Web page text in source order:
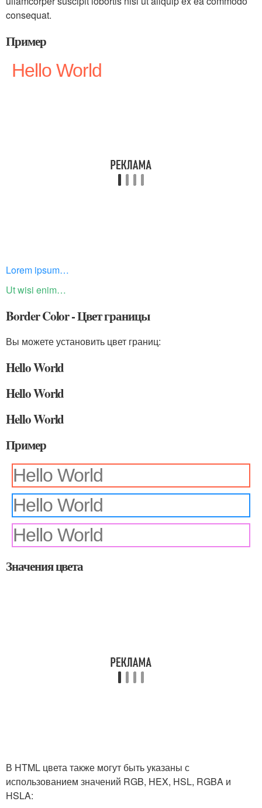
consequat.
Пример
Hello World
Lorem ipsum…
Ut wisi enim…
Border Color - Цвет границы
Вы можете установить цвет границ:
Hello World
Hello World
Hello World
Пример
Hello World
Hello World
Hello World
Значения цвета
В HTML цвета также могут быть указаны с
использованием значений RGB, HEX, HSL, RGBA и
HSLA: